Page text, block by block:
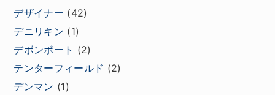
デザイナー (42)
デニリキン (1)
デボンポート (2)
テンターフィールド (2)
デンマン (1)